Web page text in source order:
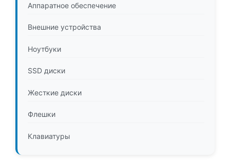
Аппаратное обеспечение
Внешние устройства
Ноутбуки
SSD диски
Жесткие диски
Флешки
Клавиатуры